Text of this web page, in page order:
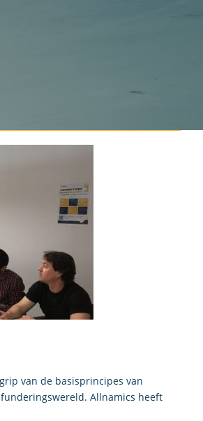
van de basisprincipes van
Allnamics heeft